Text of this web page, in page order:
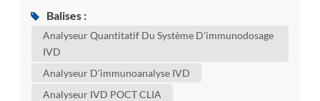
d'échantillons biologiques tels que le sang, la
salive ou les tissus. Les échantillons peuvent être
prélevés à l'intérieur du nez ou à l'arrière de la
gorge, ou à partir d'une veine ou d'un doigt. Il est
import...
Balises :
Analyseur Quantitatif Du Système D'immunodosage
IVD
Analyseur D'immunoanalyse IVD
Analyseur IVD POCT CLIA